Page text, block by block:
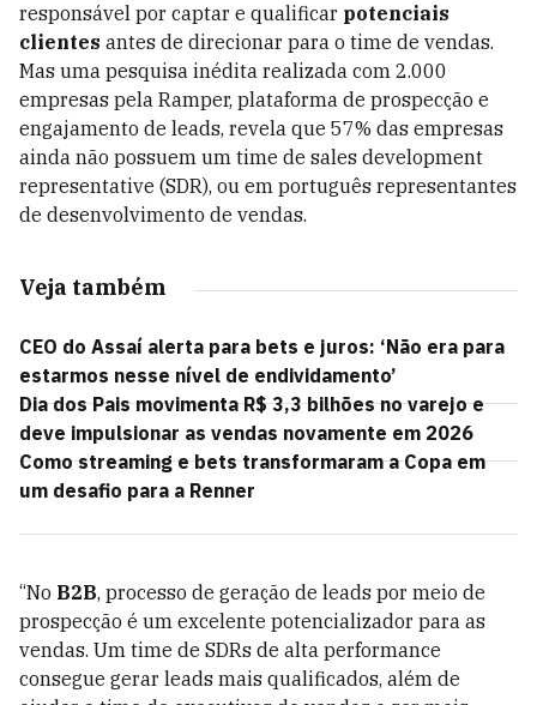
responsável por captar e qualificar potenciais
clientes antes de direcionar para o time de vendas.
Mas uma pesquisa inédita realizada com 2.000
empresas pela Ramper, plataforma de prospecção e
engajamento de leads, revela que 57% das empresas
ainda não possuem um time de sales development
representative (SDR), ou em português representantes
de desenvolvimento de vendas.
Veja também
CEO do Assaí alerta para bets e juros: ‘Não era para
estarmos nesse nível de endividamento’
Dia dos Pais movimenta R$ 3,3 bilhões no varejo e
deve impulsionar as vendas novamente em 2026
Como streaming e bets transformaram a Copa em
um desafio para a Renner
“No B2B, processo de geração de leads por meio de
prospecção é um excelente potencializador para as
vendas. Um time de SDRs de alta performance
consegue gerar leads mais qualificados, além de